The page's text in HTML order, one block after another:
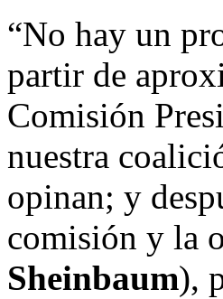
“No hay un
partir de
Comisión
nuestra
opinan; y
comisión y la
Sheinbaum),